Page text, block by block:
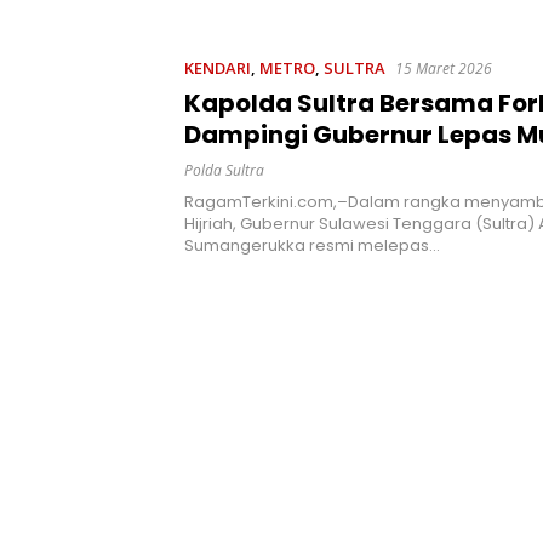
KENDARI, METRO, SULTRA 15 Maret 2026
Kapolda Sultra Bersama
Dampingi Gubernur Lepas
Gratis Di Pelabuhan
Kendari
Polda Sultra
RagamTerkini.com,–Dalam rangka
Hijriah, Gubernur Sulawesi Tenggara (Sultra)
Sumangerukka resmi melepas…